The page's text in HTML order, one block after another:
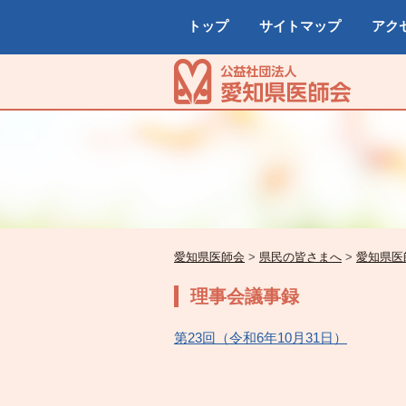
トップ サイトマップ アク
愛知県医師会 > 県民の皆さまへ > 愛知県
理事会議事録
第23回（令和6年10月31日）